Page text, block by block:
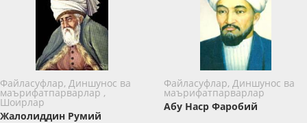
Файласуфлар, Диншунос ва
маърифатпарварлар ,
Шоирлар
Жалолиддин Румий
Файласуфлар, Диншунос ва
маърифатпарварлар
Абу Наср Фаробий